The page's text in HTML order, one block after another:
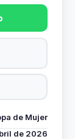
de Mujer
de 2026